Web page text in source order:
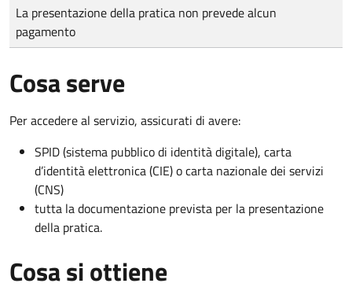
Tipo di pagamento
Importo
La presentazione della pratica non prevede alcun
pagamento
Cosa serve
Per accedere al servizio, assicurati di avere:
SPID (sistema pubblico di identità digitale), carta
d’identità elettronica (CIE) o carta nazionale dei servizi
(CNS)
tutta la documentazione prevista per la presentazione
della pratica.
Cosa si ottiene